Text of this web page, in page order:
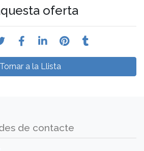
oferta
Tornar a la Llista
de contacte